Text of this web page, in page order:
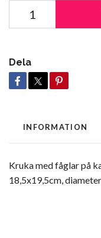
Dela
INFORMATION
Kruka med fåglar på
18,5x19,5cm,